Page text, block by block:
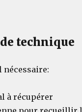
technique
nécessaire:
à récupérer